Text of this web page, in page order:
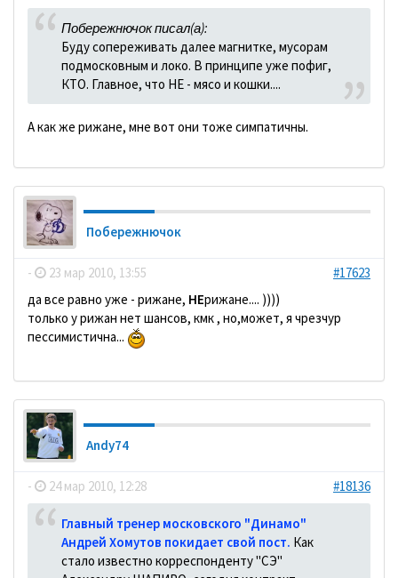
Побережнючок писал(а):
Буду сопереживать далее магнитке, мусорам
подмосковным и локо. В принципе уже пофиг,
КТО. Главное, что НЕ - мясо и кошки....
А как же рижане, мне вот они тоже симпатичны.
Побережнючок
- 23 мар 2010, 13:55
#17623
да все равно уже - рижане, НЕрижане.... ))))
только у рижан нет шансов, кмк , но,может, я чрезчур
пессимистична...
Andy74
- 24 мар 2010, 12:28 #18136
Главный тренер московского "Динамо"
Андрей Хомутов покидает свой пост. Как
стало известно корреспонденту "СЭ"